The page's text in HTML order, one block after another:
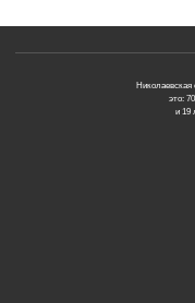
Николаевская
это:
и 19